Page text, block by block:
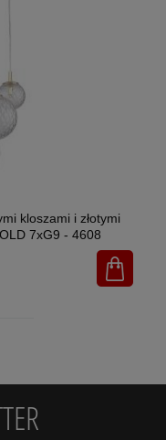
kloszami i złotymi
7xG9 - 4608